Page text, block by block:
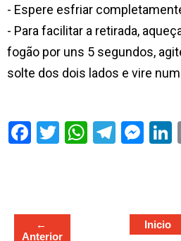
- Espere esfriar
- Para facilitar a retirada,
fogão por uns 5 segundos,
solte dos dois lados e vire
←
Anterior
Inicio